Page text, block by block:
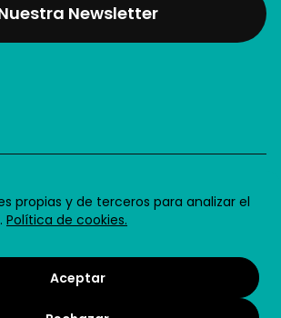
propias y de terceros para analizar el
Política de cookies.
Aceptar
Newsletter
SL